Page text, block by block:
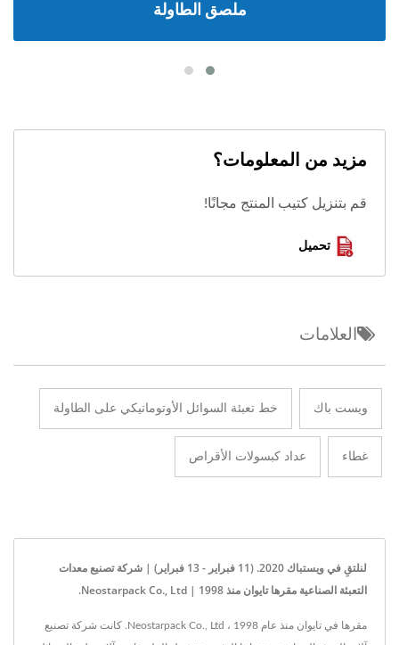
ملصق الطاولة
مزيد من المعلومات؟
قم بتنزيل كتيب المنتج مجانًا!
تحميل
العلامات
ويست باك خط تعبئة السوائل الأوتوماتيكي على الطاولة
غطاء عداد كبسولات الأقراص
لنلتقِ في ويستباك 2020. (11 فبراير - 13 فبراير) | شركة تصنيع معدات
التعبئة الصناعية مقرها تايوان منذ 1998 | Neostarpack Co., Ltd.
مقرها في تايوان منذ عام 1998 ، Neostarpack Co., Ltd. كانت شركة تصنيع